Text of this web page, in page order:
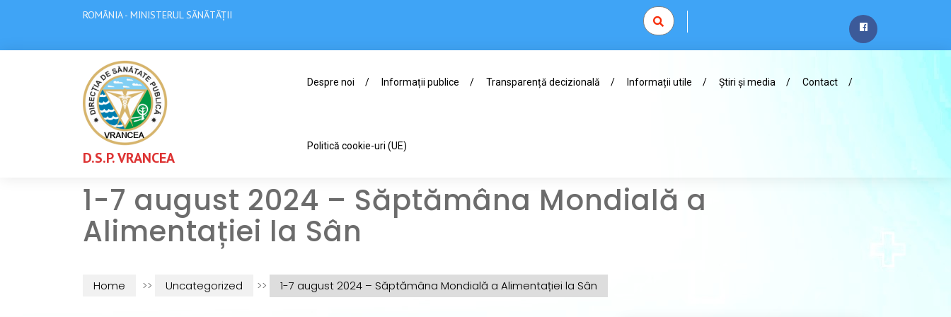
ROMÂNIA - MINISTERUL SĂNĂTĂȚII
D.S.P. VRANCEA
Despre noi Informații publice Transparență decizională Informații utile Știri și media Contact
Politică cookie-uri (UE)
1-7 august 2024 – Săptămâna Mondială a
Alimentației la Sân
Home >> Uncategorized >> 1-7 august 2024 – Săptămâna Mondială a Alimentației la Sân